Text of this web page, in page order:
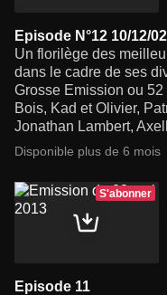
Episode N°12 10/12/02
Un florilège des
dans le cadre de ses
Grosse Emission ou
Bois, Kad et Olivier,
Jonathan Lambert,
Disponible plus de 6 mois
S'abonner
Episode 11